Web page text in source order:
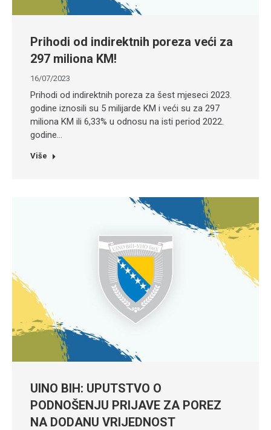
Prihodi od indirektnih poreza veći za
297 miliona KM!
16/07/2023
Prihodi od indirektnih poreza za šest mjeseci 2023.
godine iznosili su 5 milijarde KM i veći su za 297
miliona KM ili 6,33% u odnosu na isti period 2022.
godine…
Više
UINO BIH: UPUTSTVO O
PODNOŠENJU PRIJAVE ZA POREZ
NA DODANU VRIJEDNOST